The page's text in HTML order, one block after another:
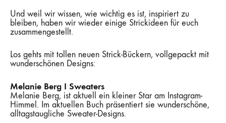
Und weil wir wissen, wie wichtig es ist, inspiriert zu
bleiben, haben wir wieder einige Strickideen für euch
zusammengestellt.
Los gehts mit tollen neuen Strick-Bückern, vollgepackt mit
wunderschönen Designs:
Melanie Berg I Sweaters
Melanie Berg, ist aktuell ein kleiner Star am Instagram-
Himmel. Im aktuellen Buch präsentiert sie wunderschöne,
alltagstaugliche Sweater-Designs.